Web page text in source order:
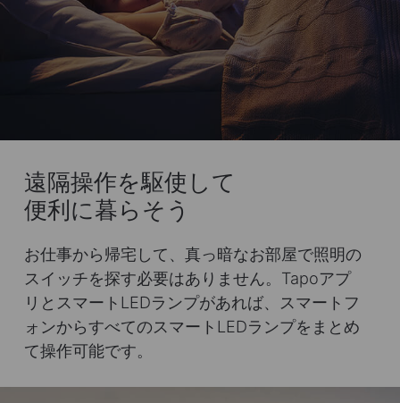
遠隔操作を駆使して
便利に暮らそう
お仕事から帰宅して、真っ暗なお部屋で照明の
スイッチを探す必要はありません。Tapoアプ
リとスマートLEDランプがあれば、スマートフ
ォンからすべてのスマートLEDランプをまとめ
て操作可能です。